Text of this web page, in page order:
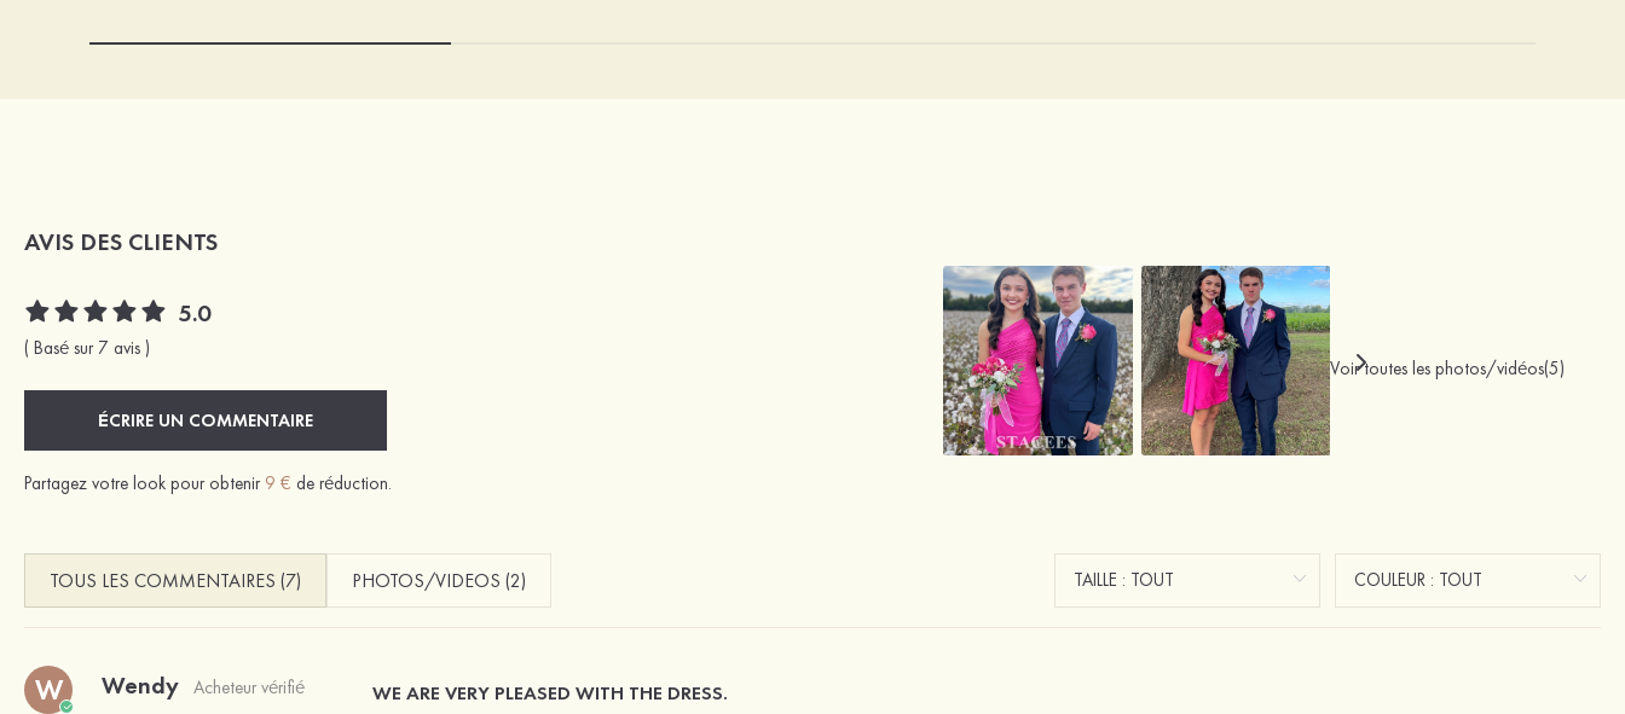
AVIS DES CLIENTS
5.0
( Basé sur 7 avis )
ÉCRIRE UN COMMENTAIRE
Partagez votre look pour obtenir 9 € de réduction.
Voir toutes les photos/vidéos(5)
TOUS LES COMMENTAIRES (7) PHOTOS/VIDEOS (2)
W Wendy Acheteur vérifié WE ARE VERY PLEASED WITH THE DRESS.